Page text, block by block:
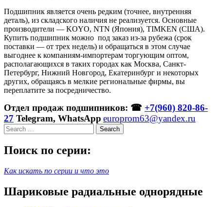
Подшипник является очень редким (точнее, внутренняя
деталь), из складского наличия не реализуется. Основные
производители — KOYO, NTN (Япония), TIMKEN (США).
Купить подшипник можно под заказ из-за рубежа (срок
поставки — от трех недель) и обращаться в этом случае
выгоднее к компаниям-импортерам торгующим оптом,
располагающихся в таких городах как Москва, Санкт-
Петербург, Нижний Новгород, Екатеринбург и некоторых
других, обращаясь в мелкие региональные фирмы, вы
переплатите за посредничество.
Отдел продаж подшипников: ☎ +7(960) 820-86-
27 Telegram, WhatsApp europrom63@yandex.ru
Search
Поиск по серии:
Как искать по серии и что это
Шариковые радиальные однорядные